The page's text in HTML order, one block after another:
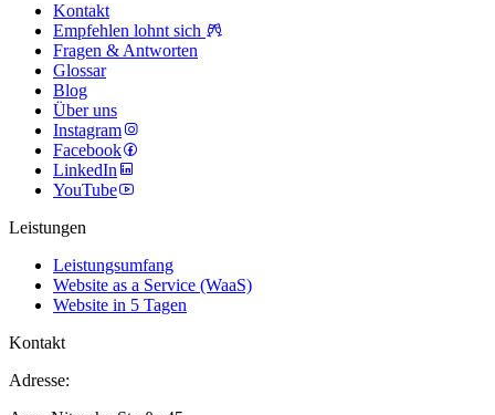
Kontakt
Empfehlen lohnt sich
Fragen & Antworten
Glossar
Blog
Über uns
Instagram
Facebook
LinkedIn
YouTube
Leistungen
Leistungsumfang
Website as a Service (WaaS)
Website in 5 Tagen
Kontakt
Adresse: